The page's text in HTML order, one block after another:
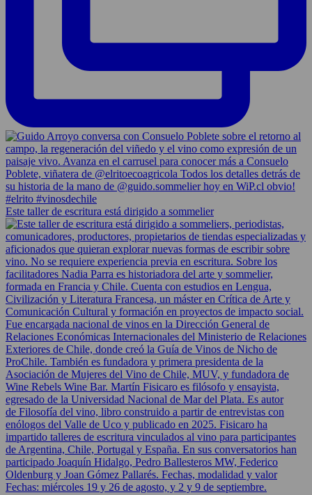
Este taller de escritura está dirigido a sommelier